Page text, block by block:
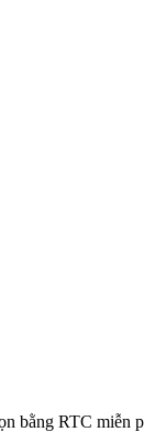
bằng RTC